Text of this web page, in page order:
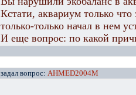
Кстати, аквариум только
только-только начал в нем
И еще вопрос: по какой
задал вопрос: AHMED2004M